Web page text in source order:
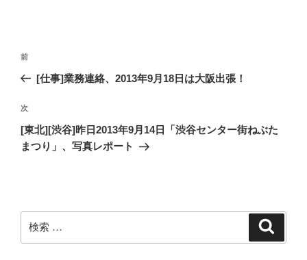
投
ビ
ゲ
ー
過
去
投
稿
前
[仕事]業務連絡、2013年9月18日は大阪出張！
次
の
投
次
[東北][渋谷]昨日2013年9月14日「渋谷センター街ねぶた
まつり」、写真レポート
検
索: